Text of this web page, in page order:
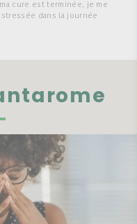
cure est terminée, je me
dans la journée